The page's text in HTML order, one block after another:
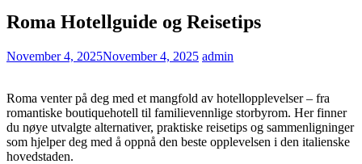
Roma Hotellguide og Reisetips
November 4, 2025November 4, 2025 admin
Roma venter på deg med et mangfold av hotellopplevelser – fra
romantiske boutiquehotell til familievennlige storbyrom. Her finner
du nøye utvalgte alternativer, praktiske reisetips og sammenligninger
som hjelper deg med å oppnå den beste opplevelsen i den italienske
hovedstaden.